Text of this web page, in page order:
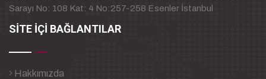
Sarayı No: 108 Kat: 4 No:257-258 Esenler İstanbul
SİTE İÇİ BAĞLANTILAR
Hakkımızda